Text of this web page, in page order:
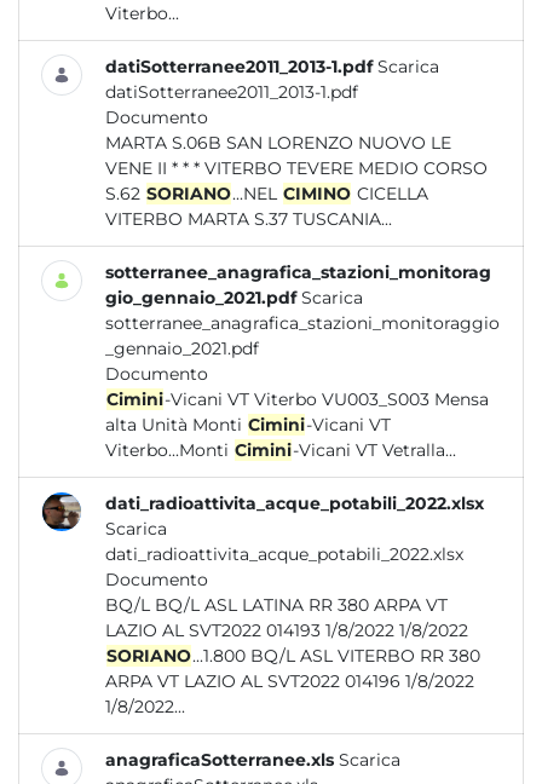
Viterbo...
datiSotterranee2011_2013-1.pdf Scarica
datiSotterranee2011_2013-1.pdf
Documento
MARTA S.06B SAN LORENZO NUOVO LE
VENE II * * * VITERBO TEVERE MEDIO CORSO
S.62 SORIANO...NEL CIMINO CICELLA
VITERBO MARTA S.37 TUSCANIA...
sotterranee_anagrafica_stazioni_monitorag
gio_gennaio_2021.pdf Scarica
sotterranee_anagrafica_stazioni_monitoraggio
_gennaio_2021.pdf
Documento
Cimini-Vicani VT Viterbo VU003_S003 Mensa
alta Unità Monti Cimini-Vicani VT
Viterbo...Monti Cimini-Vicani VT Vetralla...
dati_radioattivita_acque_potabili_2022.xlsx
Scarica
dati_radioattivita_acque_potabili_2022.xlsx
Documento
BQ/L BQ/L ASL LATINA RR 380 ARPA VT
LAZIO AL SVT2022 014193 1/8/2022 1/8/2022
SORIANO...1.800 BQ/L ASL VITERBO RR 380
ARPA VT LAZIO AL SVT2022 014196 1/8/2022
1/8/2022...
anagraficaSotterranee.xls Scarica